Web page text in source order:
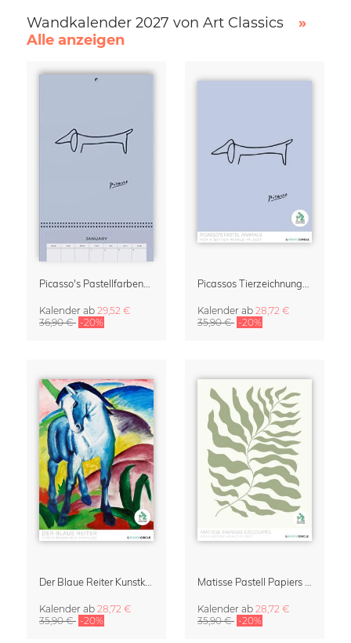
Wandkalender 2027 von Art Classics
»
Alle anzeigen
Kalender ab 29,52 €
36,90 € -20%
Kalender ab 28,72 €
35,90 € -20%
Kalender ab 28,72 €
35,90 € -20%
Kalender ab 28,72 €
35,90 € -20%